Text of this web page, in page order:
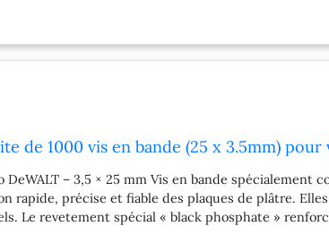
forage en bois max. 36 mm • Diametre de forage en
du mandrin: 1,5 – 13 mm • Poids net du
du produit (L x l x H): 239 x 79 x 227 mm •
de 1000 vis en bande (25 x 3.5mm) pour
DeWALT – 3,5 × 25 mm Vis en bande spécialement
rapide, précise et fiable des plaques de plâtre.
Le revetement spécial « black phosphate »